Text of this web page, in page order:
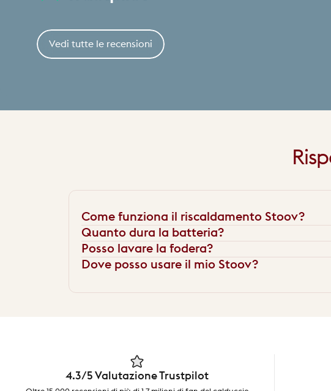
Vedi tutte le recensioni
Come funziona il riscaldamento Stoov?
Quanto dura la batteria?
Posso lavare la fodera?
Dove posso usare il mio Stoov?
4.3/5 Valutazione Trustpilot